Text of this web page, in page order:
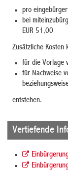
pro
bei
EUR 51,00
Zusätzliche Kosten
für die Vorlage
für Nachweise
entstehen.
Vertiefende